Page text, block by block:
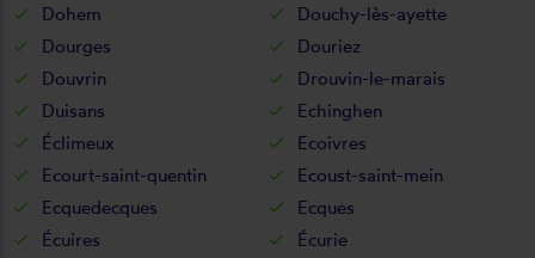
Dohem
Douchy-lès-ayette
Dourges
Douriez
Douvrin
Drouvin-le-marais
Duisans
Echinghen
Éclimeux
Ecoivres
Ecourt-saint-quentin
Ecoust-saint-mein
Ecquedecques
Ecques
Écuires
Écurie